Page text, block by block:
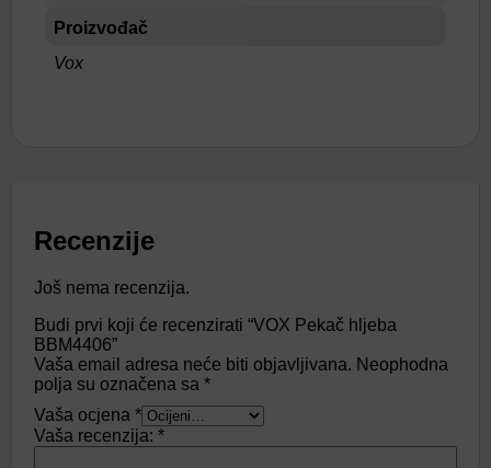
Proizvođač
Vox
Recenzije
Još nema recenzija.
Budi prvi koji će recenzirati “VOX Pekač hljeba
BBM4406”
Vaša email adresa neće biti objavljivana. Neophodna
polja su označena sa *
Vaša ocjena *
Vaša recenzija: *